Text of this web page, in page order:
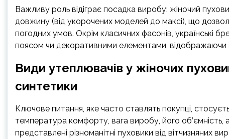
Важливу роль відіграє посадка виробу: жіночий
довжину (від укорочених моделей до максі), що
погодних умов. Окрім класичних фасонів, українські
поясом чи декоративними елементами, відображаючи
Види утеплювачів у жіночих
синтетики
Ключове питання, яке часто ставлять покупці,
температура комфорту, вага виробу, його об’ємність,
представлені різноманітні пуховики від вітчизняних